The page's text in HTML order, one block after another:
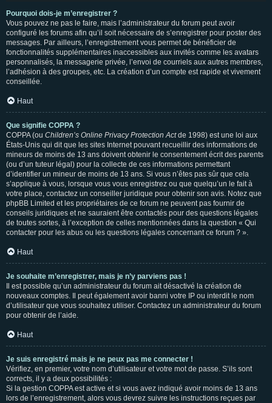
Pourquoi dois-je m’enregistrer ?
Vous pouvez ne pas le faire, mais l’administrateur du forum peut avoir
configuré les forums afin qu’il soit nécessaire de s’enregistrer pour poster des
messages. Par ailleurs, l’enregistrement vous permet de bénéficier de
fonctionnalités supplémentaires inaccessibles aux invités comme les avatars
personnalisés, la messagerie privée, l’envoi de courriels aux autres membres,
l’adhésion à des groupes, etc. La création d’un compte est rapide et vivement
conseillée.
Haut
Que signifie COPPA ?
COPPA (ou Children’s Online Privacy Protection Actde 1998) est une loi aux
États-Unis qui dit que les sites Internet pouvant recueillir des informations de
mineurs de moins de 13 ans doivent obtenir le consentement écrit des parents
(ou d’un tuteur légal) pour la collecte de ces informations permettant
d’identifier un mineur de moins de 13 ans. Si vous n’êtes pas sûr que cela
s’applique à vous, lorsque vous vous enregistrez ou que quelqu’un le fait à
votre place, contactez un conseiller juridique pour obtenir son avis. Notez que
phpBB Limited et les propriétaires de ce forum ne peuvent pas fournir de
conseils juridiques et ne sauraient être contactés pour des questions légales
de toutes sortes, à l’exception de celles mentionnées dans la question « Qui
contacter pour les abus ou les questions légales concernant ce forum ? ».
Haut
Je souhaite m’enregistrer, mais je n’y parviens pas !
Il est possible qu’un administrateur du forum ait désactivé la création de
nouveaux comptes. Il peut également avoir banni votre IP ou interdit le nom
d’utilisateur que vous souhaitez utiliser. Contactez un administrateur du forum
pour obtenir de l’aide.
Haut
Je suis enregistré mais je ne peux pas me connecter !
Vérifiez, en premier, votre nom d’utilisateur et votre mot de passe. S’ils sont
corrects, il y a deux possibilités :
Si la gestion COPPA est active et si vous avez indiqué avoir moins de 13 ans
lors de l’enregistrement, alors vous devrez suivre les instructions reçues par